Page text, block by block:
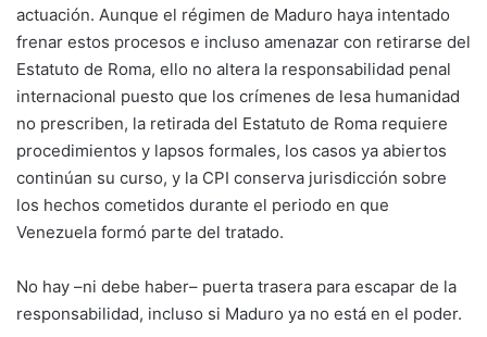
actuación. Aunque el régimen de Maduro haya intentado
frenar estos procesos e incluso amenazar con retirarse del
Estatuto de Roma, ello no altera la responsabilidad penal
internacional puesto que los crímenes de lesa humanidad
no prescriben, la retirada del Estatuto de Roma requiere
procedimientos y lapsos formales, los casos ya abiertos
continúan su curso, y la CPI conserva jurisdicción sobre
los hechos cometidos durante el periodo en que
Venezuela formó parte del tratado.
No hay –ni debe haber– puerta trasera para escapar de la
responsabilidad, incluso si Maduro ya no está en el poder.